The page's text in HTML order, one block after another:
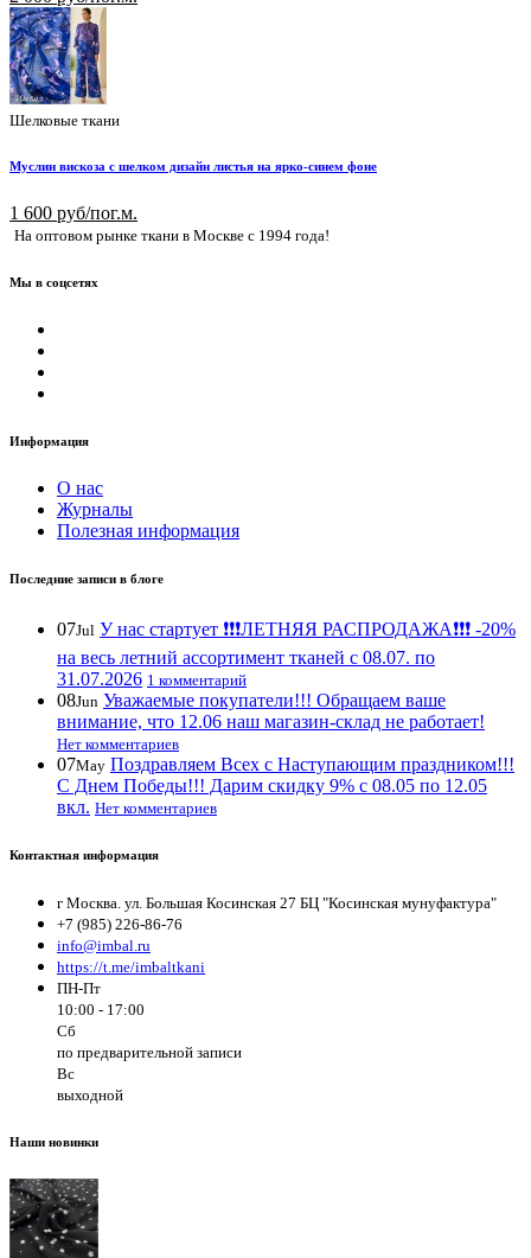
Шелковые ткани
Муслин вискоза с шелком дизайн листья на ярко-синем фоне
1 600 руб/пог.м.
На оптовом рынке ткани в Москве с 1994 года!
Мы в соцсетях
Информация
О нас
Журналы
Полезная информация
Последние записи в блоге
07Jul У нас стартует ❗️❗️❗️ЛЕТНЯЯ РАСПРОДАЖА❗️❗️❗️ -20%
на весь летний ассортимент тканей с 08.07. по
31.07.2026 1 комментарий
08Jun Уважаемые покупатели!!! Обращаем ваше
внимание, что 12.06 наш магазин-склад не работает!
Нет комментариев
07May Поздравляем Всех с Наступающим праздником!!!
С Днем Победы!!! Дарим скидку 9% с 08.05 по 12.05
вкл. Нет комментариев
Контактная информация
г Москва. ул. Большая Косинская 27 БЦ "Косинская мунуфактура"
+7 (985) 226-86-76
info@imbal.ru
https://t.me/imbaltkani
ПН-Пт
10:00 - 17:00
Сб
по предварительной записи
Вс
выходной
Наши новинки